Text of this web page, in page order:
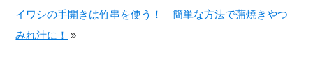
イワシの手開きは竹串を使う！ 簡単な方法で蒲焼きやつ
みれ汁に！ »